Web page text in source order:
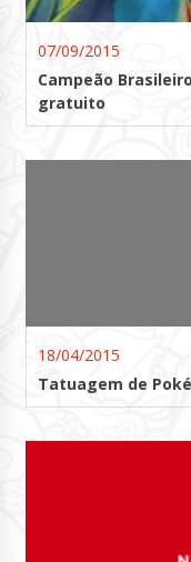
07/09/2015
Campeão
gratuito
18/04/2015
Tatuagem de